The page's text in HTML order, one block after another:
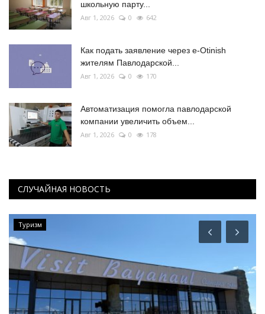
школьную парту...
Авг 1, 2026 0 642
Как подать заявление через e-Otinish
жителям Павлодарской...
Авг 1, 2026 0 170
Автоматизация помогла павлодарской
компании увеличить объем...
Авг 1, 2026 0 178
СЛУЧАЙНАЯ НОВОСТЬ
Туризм